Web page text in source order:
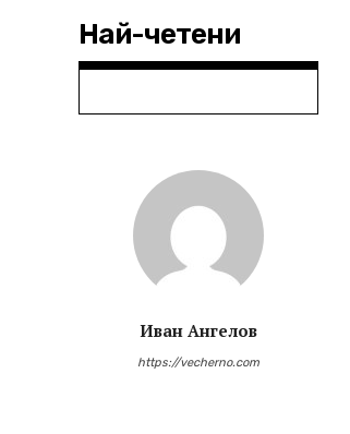
Най-четени
Иван Ангелов
https://vecherno.com